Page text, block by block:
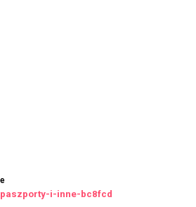
i-inne-bc8fcd